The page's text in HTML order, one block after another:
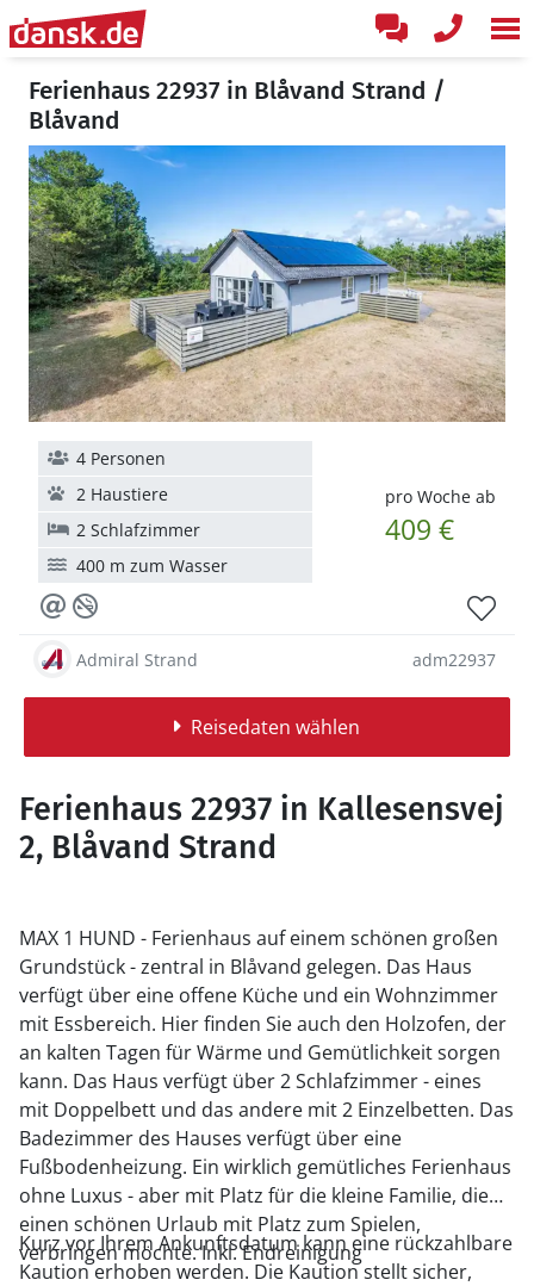
Ferienhaus 22937 in Blåvand Strand /
Blåvand
pro Woche ab
409 €
4 Personen
2 Haustiere
2 Schlafzimmer
400 m zum Wasser
Admiral Strand adm22937
Reisedaten wählen
Ferienhaus 22937 in Kallesensvej
2, Blåvand Strand
MAX 1 HUND - Ferienhaus auf einem schönen großen
Grundstück - zentral in Blåvand gelegen. Das Haus
verfügt über eine offene Küche und ein Wohnzimmer
mit Essbereich. Hier finden Sie auch den Holzofen, der
an kalten Tagen für Wärme und Gemütlichkeit sorgen
kann. Das Haus verfügt über 2 Schlafzimmer - eines
mit Doppelbett und das andere mit 2 Einzelbetten. Das
Badezimmer des Hauses verfügt über eine
Fußbodenheizung. Ein wirklich gemütliches Ferienhaus
ohne Luxus - aber mit Platz für die kleine Familie, die
einen schönen Urlaub mit Platz zum Spielen,
verbringen möchte. Inkl. Endreinigung
Kurz vor Ihrem Ankunftsdatum kann eine rückzahlbare
Kaution erhoben werden. Die Kaution stellt sicher,